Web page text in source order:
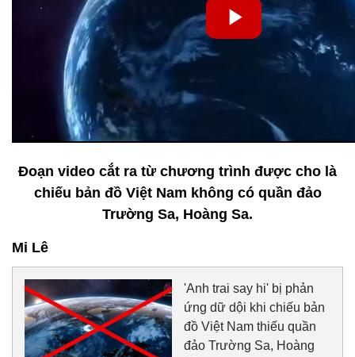
Đoạn video cắt ra từ chương trình được cho là
chiếu bản đồ Việt Nam không có quần đảo
Trường Sa, Hoàng Sa.
Mi Lê
'Anh trai say hi' bị phản
ứng dữ dội khi chiếu bản
đồ Việt Nam thiếu quần
đảo Trường Sa, Hoàng